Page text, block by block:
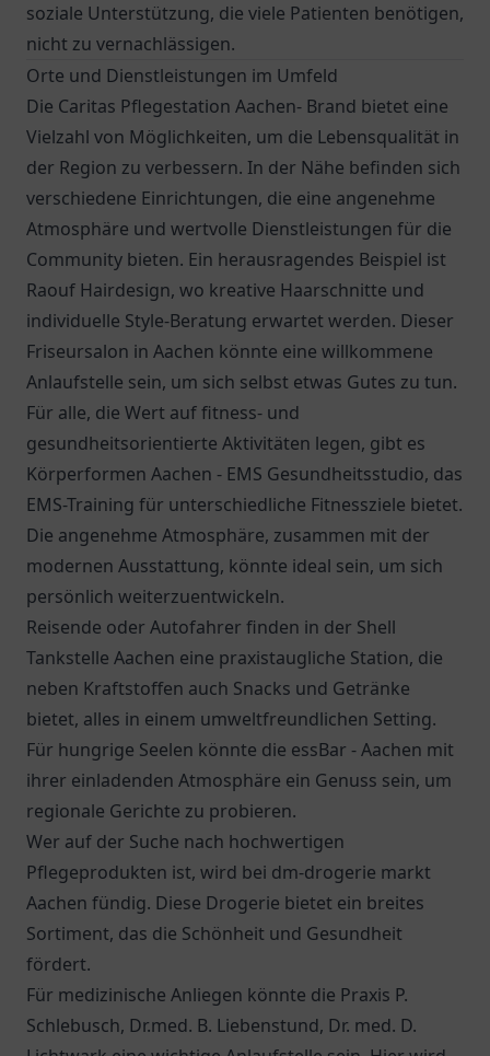
soziale Unterstützung, die viele Patienten benötigen,
nicht zu vernachlässigen.
Orte und Dienstleistungen im Umfeld
Die Caritas Pflegestation Aachen- Brand bietet eine
Vielzahl von Möglichkeiten, um die Lebensqualität in
der Region zu verbessern. In der Nähe befinden sich
verschiedene Einrichtungen, die eine angenehme
Atmosphäre und wertvolle Dienstleistungen für die
Community bieten. Ein herausragendes Beispiel ist
Raouf Hairdesign, wo kreative Haarschnitte und
individuelle Style-Beratung erwartet werden. Dieser
Friseursalon in Aachen könnte eine willkommene
Anlaufstelle sein, um sich selbst etwas Gutes zu tun.
Für alle, die Wert auf fitness- und
gesundheitsorientierte Aktivitäten legen, gibt es
Körperformen Aachen - EMS Gesundheitsstudio, das
EMS-Training für unterschiedliche Fitnessziele bietet.
Die angenehme Atmosphäre, zusammen mit der
modernen Ausstattung, könnte ideal sein, um sich
persönlich weiterzuentwickeln.
Reisende oder Autofahrer finden in der Shell
Tankstelle Aachen eine praxistaugliche Station, die
neben Kraftstoffen auch Snacks und Getränke
bietet, alles in einem umweltfreundlichen Setting.
Für hungrige Seelen könnte die essBar - Aachen mit
ihrer einladenden Atmosphäre ein Genuss sein, um
regionale Gerichte zu probieren.
Wer auf der Suche nach hochwertigen
Pflegeprodukten ist, wird bei dm-drogerie markt
Aachen fündig. Diese Drogerie bietet ein breites
Sortiment, das die Schönheit und Gesundheit
fördert.
Für medizinische Anliegen könnte die Praxis P.
Schlebusch, Dr.med. B. Liebenstund, Dr. med. D.